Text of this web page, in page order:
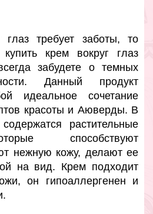
требует заботы, то
крем вокруг глаз
забудете о темных
Данный продукт
идеальное сочетание
красоты и Аюверды. В
растительные
способствуют
нежную кожу, делают ее
на вид. Крем подходит
он гипоаллергенен и